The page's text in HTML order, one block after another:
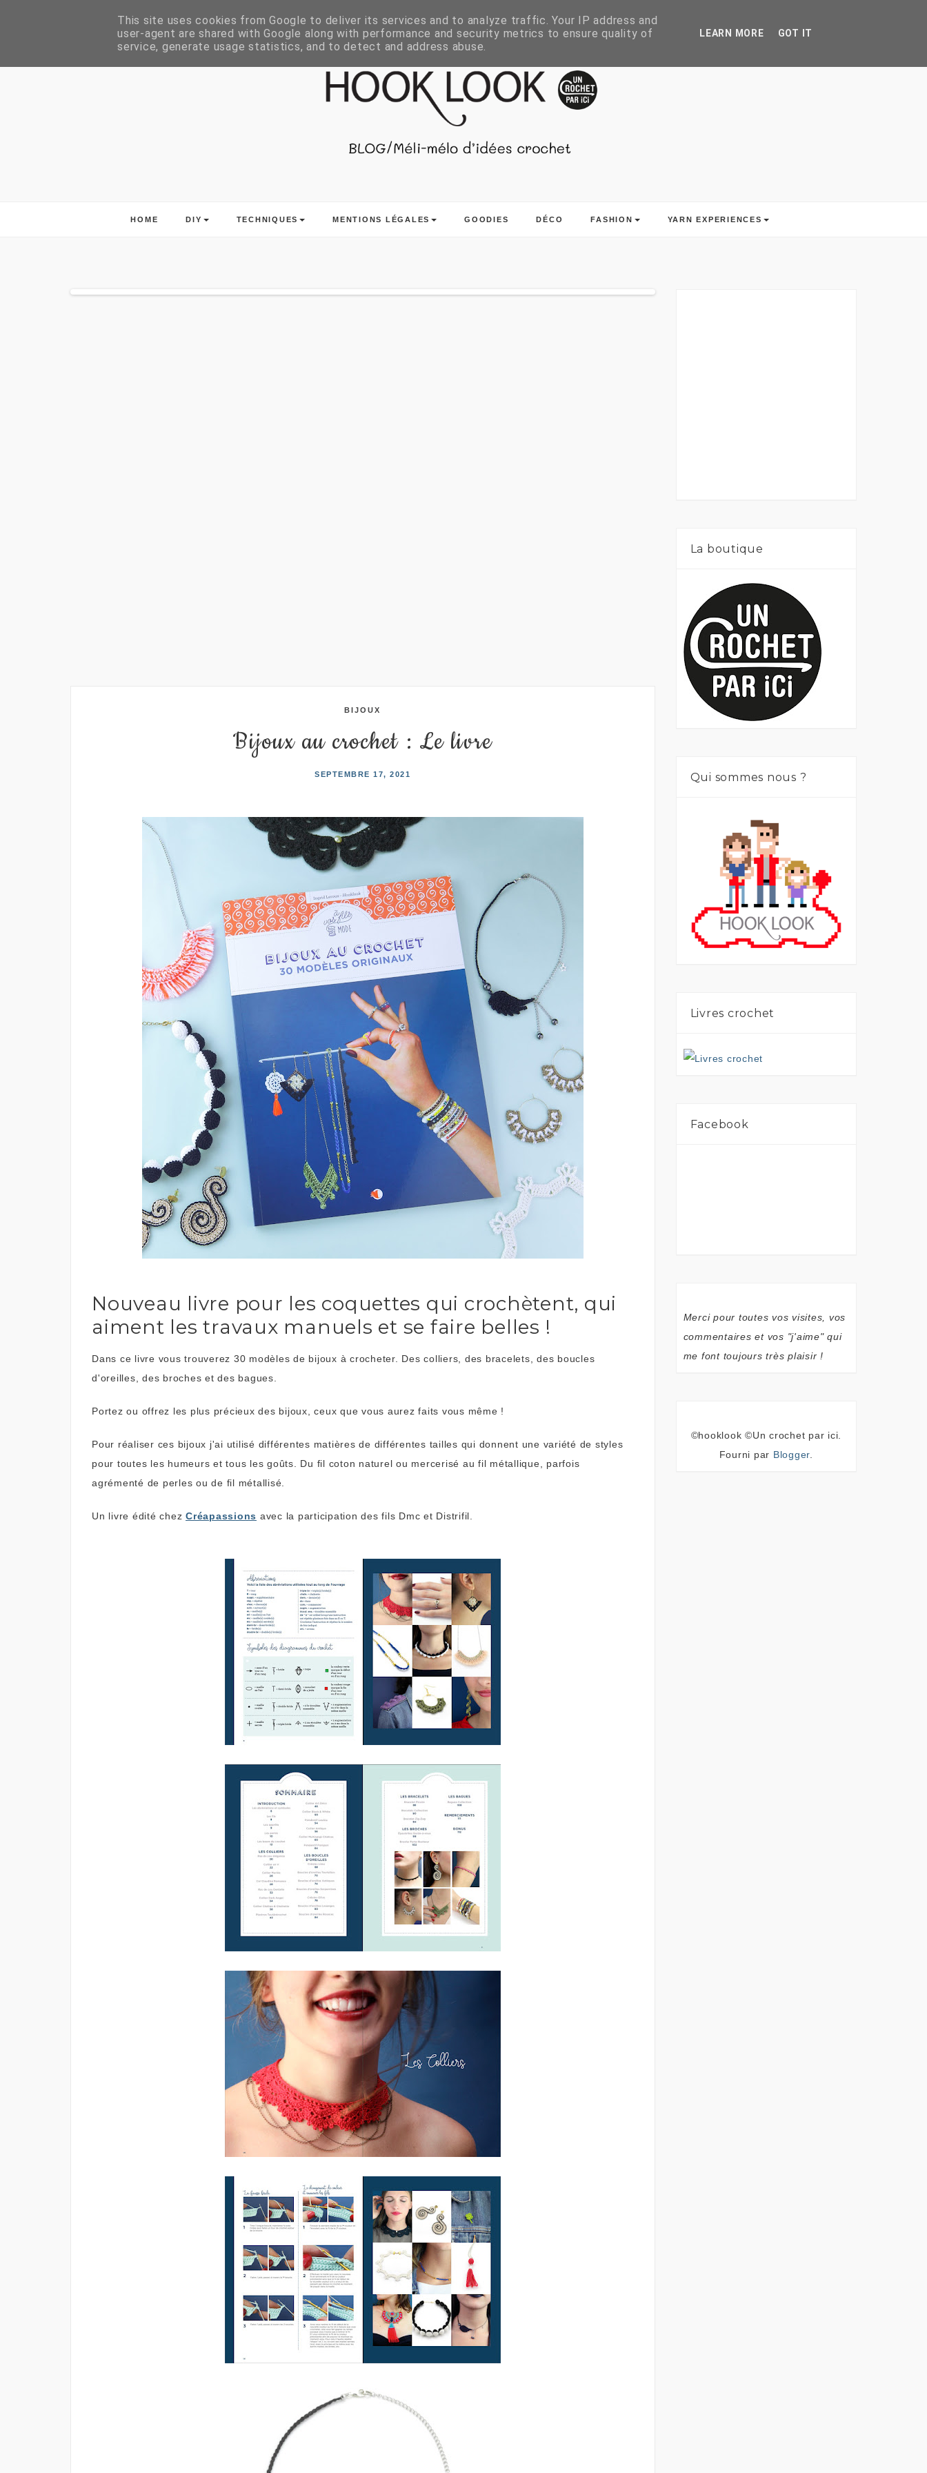
HOME DIY TECHNIQUES MENTIONS LÉGALES GOODIES DÉCO FASHION YARN EXPERIENCES
BIJOUX
Bijoux au crochet : Le livre
SEPTEMBRE 17, 2021
Nouveau livre pour les coquettes qui crochètent, qui
aiment les travaux manuels et se faire belles !
Dans ce livre vous trouverez 30 modèles de bijoux à crocheter. Des colliers, des bracelets, des boucles
d'oreilles, des broches et des bagues.
Portez ou offrez les plus précieux des bijoux, ceux que vous aurez faits vous même !
Pour réaliser ces bijoux j'ai utilisé différentes matières de différentes tailles qui donnent une variété de styles
pour toutes les humeurs et tous les goûts. Du fil coton naturel ou mercerisé au fil métallique, parfois
agrémenté de perles ou de fil métallisé.
Un livre édité chez Créapassions avec la participation des fils Dmc et Distrifil.
La boutique
Qui sommes nous ?
Livres crochet
Facebook
Merci pour toutes vos visites, vos
commentaires et vos "j'aime" qui
me font toujours très plaisir !
©hooklook ©Un crochet par ici.
Fourni par Blogger
This site uses cookies from Google to deliver its services and to analyze traffic. Your IP address and
user-agent are shared with Google along with performance and security metrics to ensure quality of
service, generate usage statistics, and to detect and address abuse.
LEARN MORE GOT IT